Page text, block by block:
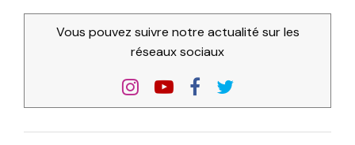
Vous pouvez suivre notre actualité sur les
réseaux sociaux